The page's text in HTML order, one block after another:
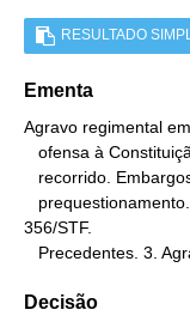
RESULTADO
Ementa
Agravo regimental
356/STF.
Precedentes. 3.
Decisão